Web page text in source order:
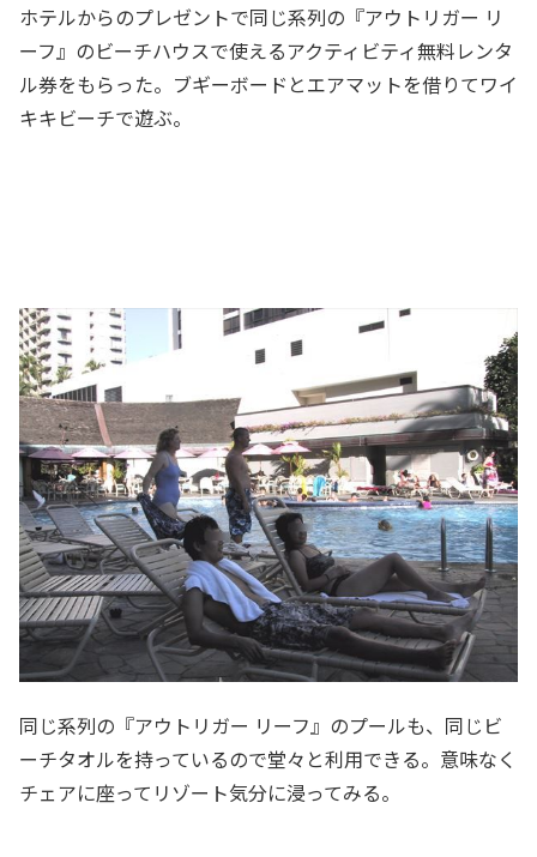
ホテルからのプレゼントで同じ系列の『アウトリガー リ
ーフ』のビーチハウスで使えるアクティビティ無料レンタ
ル券をもらった。ブギーボードとエアマットを借りてワイ
キキビーチで遊ぶ。
同じ系列の『アウトリガー リーフ』のプールも、同じビ
ーチタオルを持っているので堂々と利用できる。意味なく
チェアに座ってリゾート気分に浸ってみる。